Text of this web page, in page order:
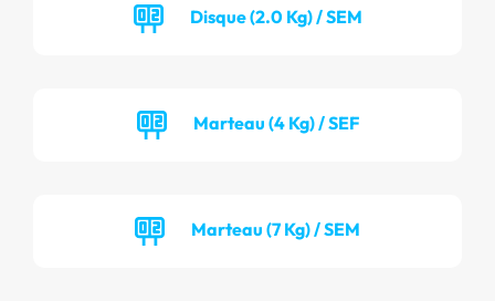
Disque (2.0 Kg) / SEM
Marteau (4 Kg) / SEF
Marteau (7 Kg) / SEM